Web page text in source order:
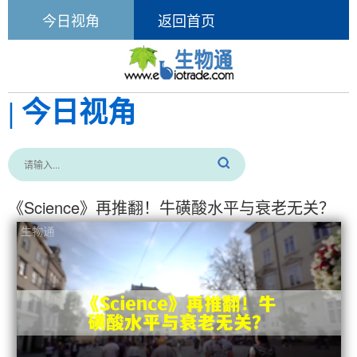
今日视角 返回首页
| 今日视角
《Science》再推翻！牛磺酸水平与衰老无关？